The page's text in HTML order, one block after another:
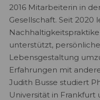
2016 Mitarbeiterin in
Gesellschaft. Seit 2020
unterstützt,
Lebensgestaltung
Erfahrungen mit
Judith Busse studiert
Universität in Frankfurt